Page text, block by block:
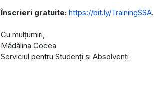
Înscrieri gratuite: https://bit.ly/TrainingSSA.
Cu mulțumiri,
Mădălina Cocea
Serviciul pentru Studenți și Absolvenți